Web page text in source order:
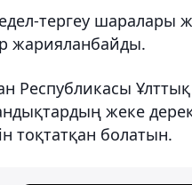
тергеу шаралары
жарияланбайды.
Республикасы Ұлттық
жеке
тоқтатқан болатын.